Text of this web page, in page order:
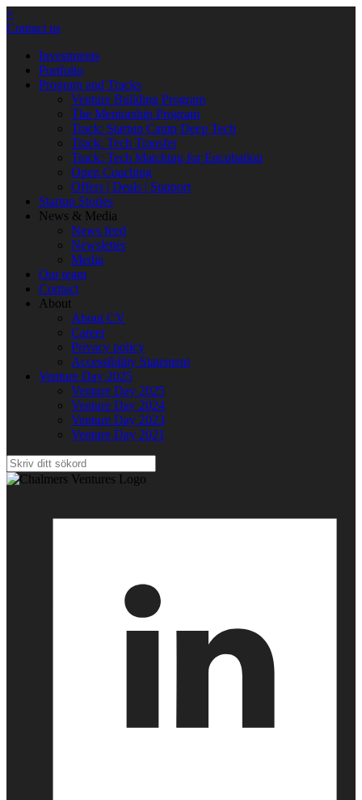
×
Contact us
Investments
Portfolio
Program and Tracks
Venture Building Program
The Mentorship Program
Track: Startup Camp Deep Tech
Track: Tech Transfer
Track: Tech Matching for Encubation
Open Coaching
Offers | Deals | Support
Startup Stories
News & Media
News feed
Newsletter
Media
Our team
Contact
About
About CV
Career
Privacy policy
Accessibility Statement
Venture Day 2025
Venture Day 2025
Venture Day 2024
Venture Day 2023
Venture Day 2021